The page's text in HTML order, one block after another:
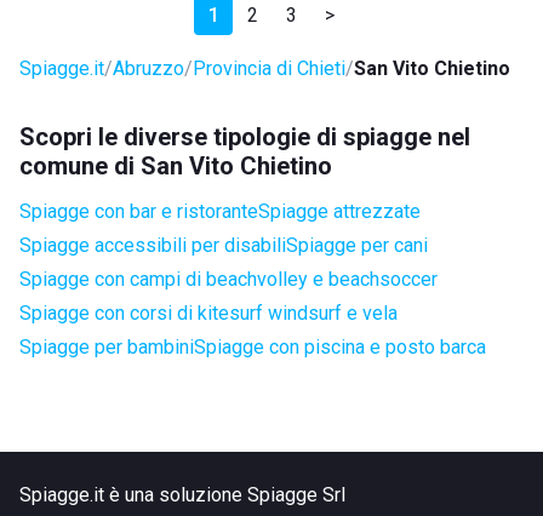
1 2 3 >
Spiagge.it Abruzzo Provincia di Chieti San Vito Chietino
Scopri le diverse tipologie di spiagge nel
comune di San Vito Chietino
Spiagge con bar e ristoranteSpiagge attrezzate
Spiagge accessibili per disabiliSpiagge per cani
Spiagge con campi di beachvolley e beachsoccer
Spiagge con corsi di kitesurf windsurf e vela
Spiagge per bambiniSpiagge con piscina e posto barca
Spiagge.it è una soluzione Spiagge Srl